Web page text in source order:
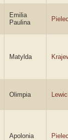
Emilia
Paulina
Matylda
Olimpia
Apolonia